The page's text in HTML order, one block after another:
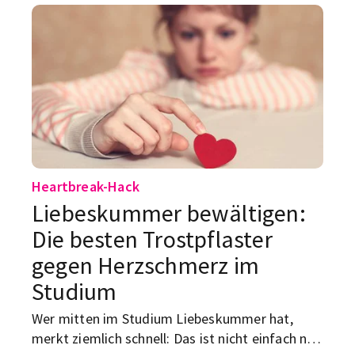
unangenehm – oder komplett unfair? Genau
das macht den Uni-Alltag manchmal so nervig:
Man soll ruhig bleiben, höflich bleiben, weiter
funktionieren. Nur hilft dir das wenig, wenn dich
jemand regelmäßig kleinmacht.
Heartbreak-Hack
Liebeskummer bewältigen:
Die besten Trostpflaster
gegen Herzschmerz im
Studium
Wer mitten im Studium Liebeskummer hat,
merkt ziemlich schnell: Das ist nicht einfach nur